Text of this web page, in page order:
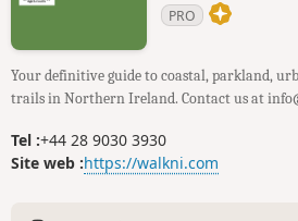
PRO
Your definitive guide to coastal, parkland,
trails in Northern Ireland. Contact us at
Tel :+44 28 9030 3930
Site web :https://walkni.com